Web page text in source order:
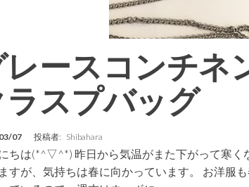
レースコンチ
ラスプバッグ
07 投稿者: Shibahara
ちは(*^▽^*) 昨日から気温がまた下がって寒く
すが、気持ちは春に向かっています。 お洋服